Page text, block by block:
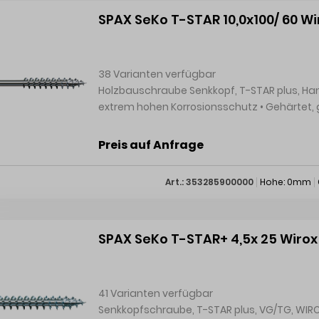
und MittelwandverbindungenDas Lamello
SPAX SeKo T-STAR 10,0x100/ 60
38 Varianten verfügbar
Holzbauschraube Senkkopf, T-STAR plus, Handelsverpackung •
extrem hohen Korrosionsschutz • Gehärtet, gleitbeschichtet • Senkkopf mit MULTI-Kopf und T-STAR
auslaufenden Gewindeschaft ab 160 mm Schraubenlänge • ETA-
International GmbH & Co. KG, Kölner Straße
Preis auf Anfrage
Art.: 353285900000 Hohe: 0mm
SPAX SeKo T-STAR+ 4,5x 25 Wirox
41 Varianten verfügbar
Senkkopfschraube, T-STAR plus, VG/TG, WIROX A9J • WIROX A9J 10μ, Class 2 -